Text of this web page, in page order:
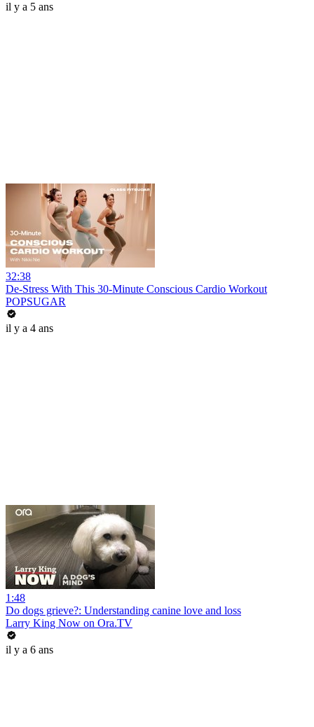
il y a 5 ans
32:38
De-Stress With This 30-Minute Conscious Cardio Workout
POPSUGAR
il y a 4 ans
1:48
Do dogs grieve?: Understanding canine love and loss
Larry King Now on Ora.TV
il y a 6 ans